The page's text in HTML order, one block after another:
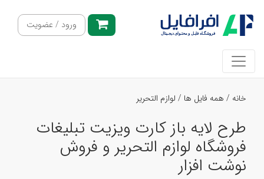
ورود / عضویت
خانه / همه فایل ها / لوازم التحریر
طرح لایه باز کارت ویزیت تبلیغات
فروشگاه لوازم التحریر و فروش
نوشت افزار